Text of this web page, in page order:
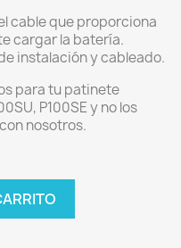
cable que proporciona
cargar la batería.
instalación y cableado.
para tu patinete
P100SE y no los
nosotros.